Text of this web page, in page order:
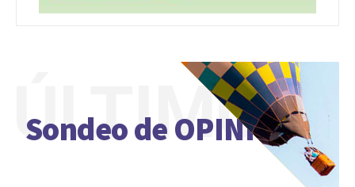
Sondeo de OPINIÓN
ÚLTIMO